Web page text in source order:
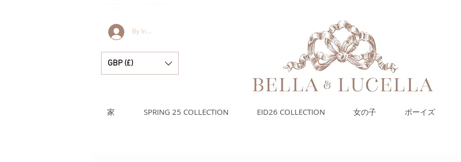
By Invitation Only
GBP (£)
家 SPRING 25 COLLECTION EID26 COLLECTION 女の子 ボーイズ